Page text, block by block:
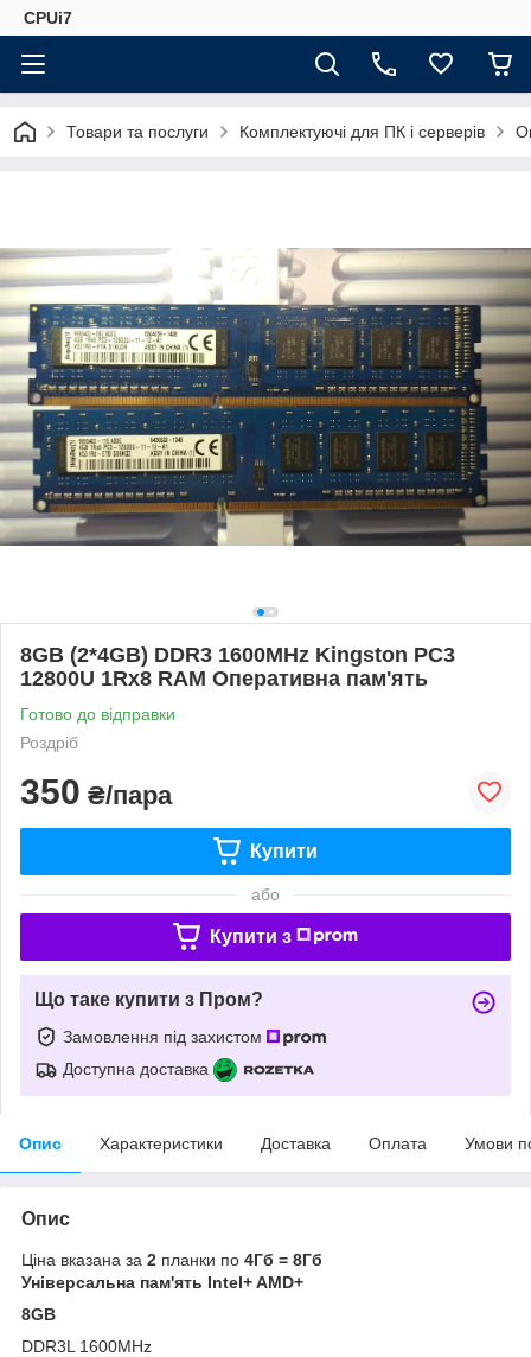
CPUi7
Товари та послуги Комплектуючі для ПК і серверів
8GB (2*4GB) DDR3 1600MHz Kingston PC3
12800U 1Rx8 RAM Оперативна пам'ять
Готово до відправки
Роздріб
350 ₴/пара
Купити
або
Купити з
Що таке купити з Пром?
Замовлення під захистом
Доступна доставка
Опис Характеристики Доставка Оплата Умови
Опис
Ціна вказана за 2 планки по 4Гб = 8Гб
Універсальна пам'ять Intel+ AMD+
8GB
DDR3L 1600MHz